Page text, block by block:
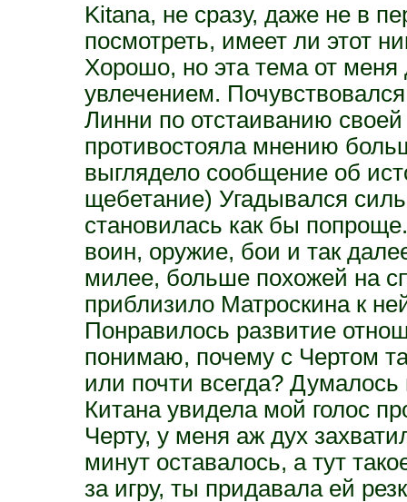
Kitana, не сразу, даже не в
посмотреть, имеет ли этот
Хорошо, но эта тема от
увлечением.
Линни по отстаиванию
противостояла мнению
выглядело сообщение об
щебетание) Угадывался
становилась как бы
воин, оружие, бои и так
милее, больше похожей на
приблизило Матроскина к
Понравилось развитие
понимаю, почему с Чертом
или почти всегда?
Китана увидела мой голос
Черту, у меня аж дух
минут оставалось, а тут
за игру, ты придавала ей